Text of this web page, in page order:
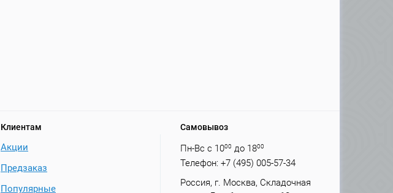
Клиентам
Акции
Предзаказ
Популярные
Самовывоз
Пн-Вс с 1000 до 1800
Телефон: +7 (495) 005-57-34
Россия, г. Москва, Складочная